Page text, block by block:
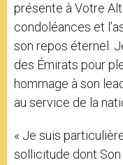
présente à Votre
condoléances et
son repos éternel.
des Émirats pour
hommage à son
au service de la
« Je suis
sollicitude dont Son